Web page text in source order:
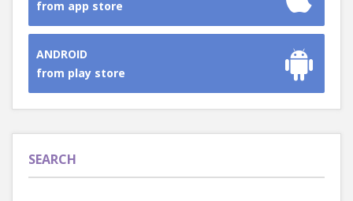
from app store
ANDROID
from play store
SEARCH